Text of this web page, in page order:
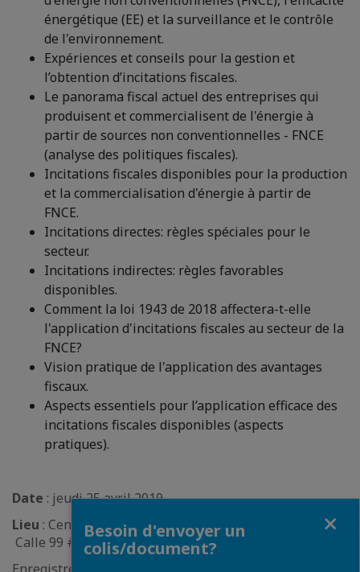
énergétique (EE) et la surveillance et le contrôle
de l'environnement.
Expériences et conseils pour la gestion et
l’obtention d’incitations fiscales.
Le panorama fiscal actuel des entreprises qui
produisent et commercialisent de l'énergie à
partir de sources non conventionnelles - FNCE
(analyse des politiques fiscales).
Incitations fiscales disponibles pour la production
et la commercialisation d'énergie à partir de
FNCE.
Incitations directes: règles spéciales pour le
secteur.
Incitations indirectes: règles favorables
disponibles.
Comment la loi 1943 de 2018 affectera-t-elle
l'application d'incitations fiscales au secteur de la
FNCE?
Vision pratique de l'application des avantages
fiscaux.
Aspects essentiels pour l’application efficace des
incitations fiscales disponibles (aspects
pratiques).
Date : jeudi 25 avril 2019
Lieu : Centre de Connaissance et d’Expérience PwC,
Calle 99 #13A-30, 7ème étage, Bogota.
Besoin d'envoyer un
colis/document?